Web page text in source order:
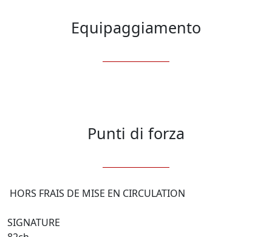
Equipaggiamento
Punti di forza
SIGNATURE